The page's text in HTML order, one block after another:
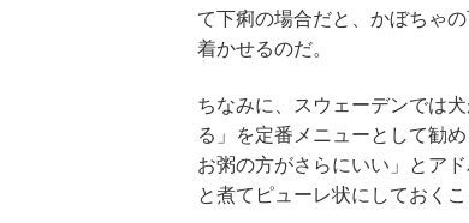
て下痢の場合だと、かぼちゃ
着かせるのだ。
ちなみに、スウェーデンでは
る」を定番メニューとして勧
お粥の方がさらにいい」とア
と煮てピューレ状にしておくこ